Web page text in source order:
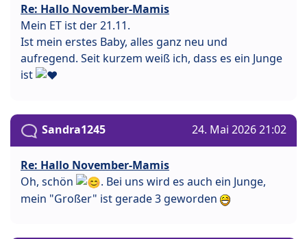
Re: Hallo November-Mamis
Mein ET ist der 21.11.
Ist mein erstes Baby, alles ganz neu und
aufregend. Seit kurzem weiß ich, dass es ein Junge
ist
Sandra1245 24. Mai 2026 21:02
Re: Hallo November-Mamis
Oh, schön
. Bei uns wird es auch ein Junge,
mein "Großer" ist gerade 3 geworden